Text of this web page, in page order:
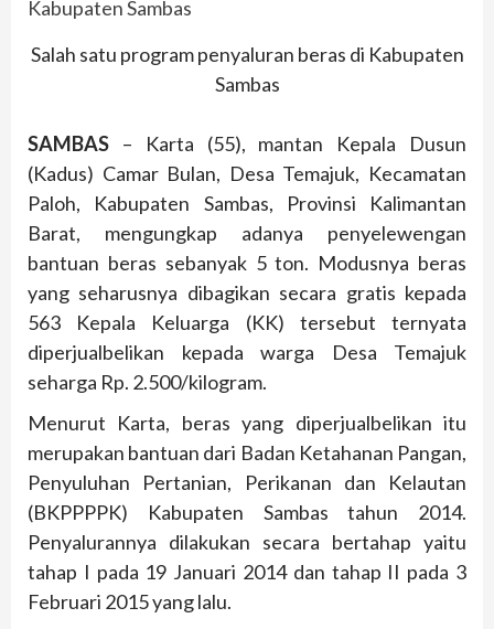
Salah satu program penyaluran beras di Kabupaten
Sambas
SAMBAS – Karta (55), mantan Kepala Dusun
(Kadus) Camar Bulan, Desa Temajuk, Kecamatan
Paloh, Kabupaten Sambas, Provinsi Kalimantan
Barat, mengungkap adanya penyelewengan
bantuan beras sebanyak 5 ton. Modusnya beras
yang seharusnya dibagikan secara gratis kepada
563 Kepala Keluarga (KK) tersebut ternyata
diperjualbelikan kepada warga Desa Temajuk
seharga Rp. 2.500/kilogram.
Menurut Karta, beras yang diperjualbelikan itu
merupakan bantuan dari Badan Ketahanan Pangan,
Penyuluhan Pertanian, Perikanan dan Kelautan
(BKPPPPK) Kabupaten Sambas tahun 2014.
Penyalurannya dilakukan secara bertahap yaitu
tahap I pada 19 Januari 2014 dan tahap II pada 3
Februari 2015 yang lalu.